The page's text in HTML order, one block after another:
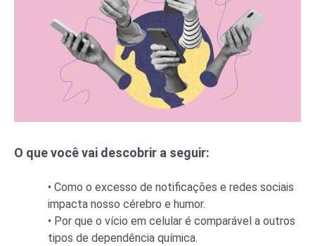
O que você vai descobrir a seguir:
• Como o excesso de notificações e redes sociais
impacta nosso cérebro e humor.
• Por que o vício em celular é comparável a outros
tipos de dependência química.